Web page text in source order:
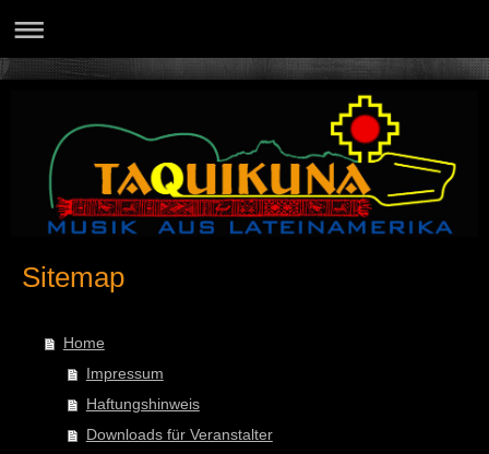
Sitemap
Home
Impressum
Haftungshinweis
Downloads für Veranstalter